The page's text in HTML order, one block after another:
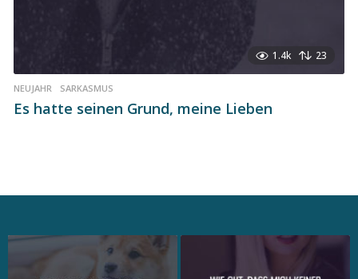
1.4k 23
NEUJAHR ,SARKASMUS
Es hatte seinen Grund, meine Lieben